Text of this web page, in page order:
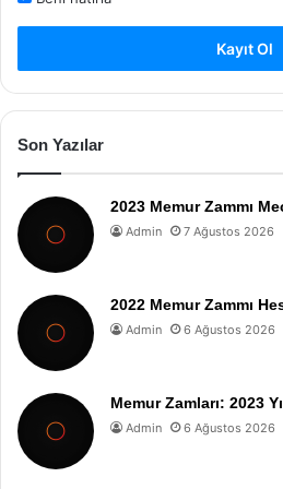
Kayıt Ol
Son Yazılar
2023 Memur Zammı
Admin 7 Ağustos 2026
2022 Memur Zammı
Admin 6 Ağustos 2026
Memur Zamları: 2023
Admin 6 Ağustos 2026